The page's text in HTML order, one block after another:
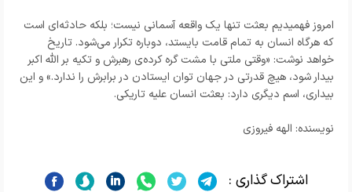
امروز فهمیدیم بعثت تنها یک واقعه آسمانی نیست؛ بلکه حادثه‌ای است
که هرگاه انسان به تمام قامت بایستد، دوباره تکرار می‌شود. تاریخ
خواهد نوشت: «وقتی ملتی با مشت گره کرده‌ی رهبرش و تکیه بر الله اکبر
بیدار شود، هیچ قدرتی در جهان توان ایستادن در برابرش را ندارد.» و این
بیداری، اسم دیگری دارد: بعثت انسان علیه تاریکی.
نویسنده: الهه فیروزی
اشتراک گذاری :